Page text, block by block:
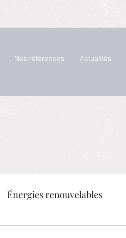
Nos références Actualités
Énergies renouvelables